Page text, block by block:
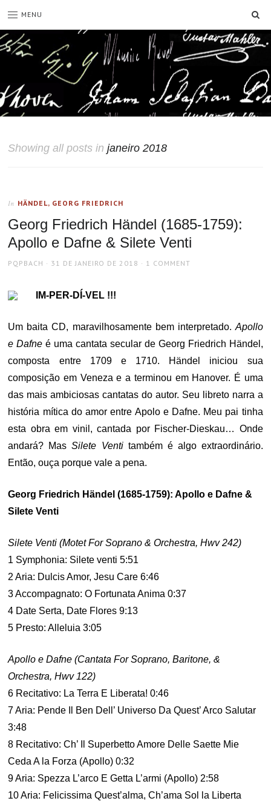
MENU
Showing all posts injaneiro 2018
In HÄNDEL, GEORG FRIEDRICH
Georg Friedrich Händel (1685-1759):
Apollo e Dafne & Silete Venti
AUTHOR
PQPBACH
POSTED
31 DE JANEIRO DE 2018 1 COMMENT
IM-PER-DÍ-VEL !!!
Um baita CD, maravilhosamente bem interpretado. Apollo
e Dafne é uma cantata secular de Georg Friedrich Händel,
composta entre 1709 e 1710. Händel iniciou sua
composição em Veneza e a terminou em Hanover. É uma
das mais ambiciosas cantatas do autor. Seu libreto narra a
história mítica do amor entre Apolo e Dafne. Meu pai tinha
esta obra em vinil, cantada por Fischer-Dieskau… Onde
andará? MasSilete Ventitambém é algo extraordinário.
Então, ouça porque vale a pena.
Georg Friedrich Händel (1685-1759): Apollo e Dafne &
Silete Venti
Silete Venti (Motet For Soprano & Orchestra, Hwv 242)
1 Symphonia: Silete venti 5:51
2 Aria: Dulcis Amor, Jesu Care 6:46
3 Accompagnato: O Fortunata Anima 0:37
4 Date Serta, Date Flores 9:13
5 Presto: Alleluia 3:05
Apollo e Dafne (Cantata For Soprano, Baritone, &
Orchestra, Hwv 122)
6 Recitativo: La Terra E Liberata! 0:46
7 Aria: Pende Il Ben Dell’ Universo Da Quest’ Arco Salutar
3:48
8 Recitativo: Ch’ Il Superbetto Amore Delle Saette Mie
Ceda A la Forza (Apollo) 0:32
9 Aria: Spezza L’arco E Getta L’armi (Apollo) 2:58
10 Aria: Felicissima Quest’alma, Ch’ama Sol la Liberta